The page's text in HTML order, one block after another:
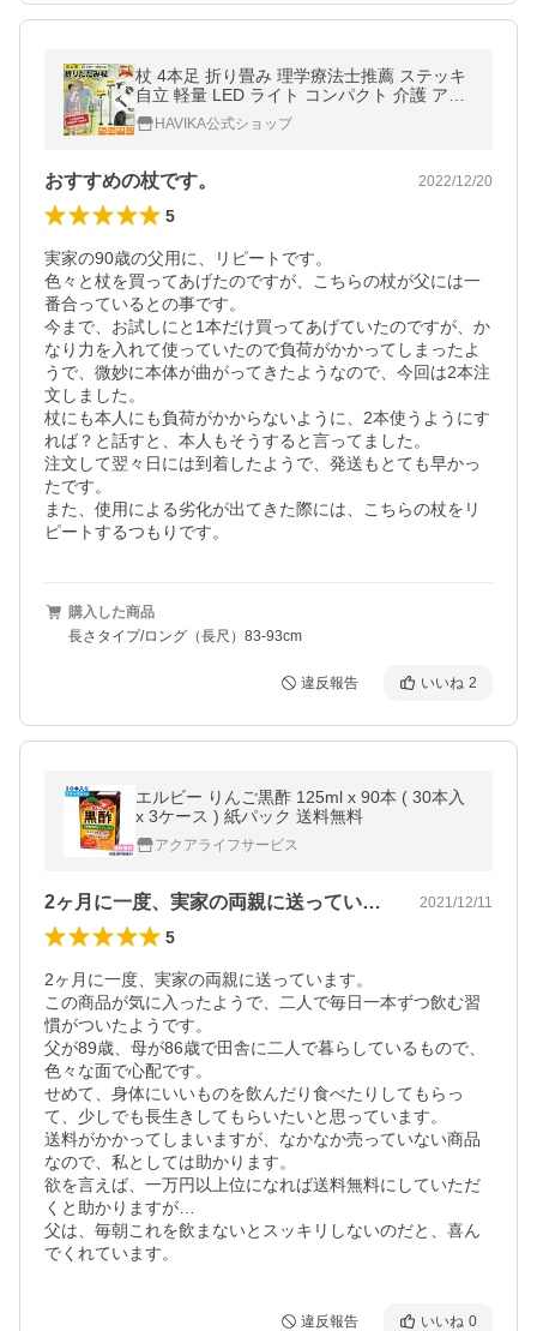
杖 4本足 折り畳み 理学療法士推薦 ステッキ
自立 軽量 LED ライト コンパクト 介護 アル
ミ 伸縮 4点 歩行支援
HAVIKA公式ショップ
おすすめの杖です。 2022/12/20
5
実家の90歳の父用に、リピートです。
色々と杖を買ってあげたのですが、こちらの杖が父には一
番合っているとの事です。
今まで、お試しにと1本だけ買ってあげていたのですが、か
なり力を入れて使っていたので負荷がかかってしまったよ
うで、微妙に本体が曲がってきたようなので、今回は2本注
文しました。
杖にも本人にも負荷がかからないように、2本使うようにす
れば？と話すと、本人もそうすると言ってました。
注文して翌々日には到着したようで、発送もとても早かっ
たです。
また、使用による劣化が出てきた際には、こちらの杖をリ
ピートするつもりです。
購入した商品
長さタイプ/ロング（長尺）83-93cm
違反報告 いいね 2
エルビー りんご黒酢 125ml x 90本 ( 30本入
x 3ケース ) 紙パック 送料無料
アクアライフサービス
2ヶ月に一度、実家の両親に送っています… 2021/12/11
5
2ヶ月に一度、実家の両親に送っています。
この商品が気に入ったようで、二人で毎日一本ずつ飲む習
慣がついたようです。
父が89歳、母が86歳で田舎に二人で暮らしているもので、
色々な面で心配です。
せめて、身体にいいものを飲んだり食べたりしてもらっ
て、少しでも長生きしてもらいたいと思っています。
送料がかかってしまいますが、なかなか売っていない商品
なので、私としては助かります。
欲を言えば、一万円以上位になれば送料無料にしていただ
くと助かりますが…
父は、毎朝これを飲まないとスッキリしないのだと、喜ん
でくれています。
違反報告 いいね 0